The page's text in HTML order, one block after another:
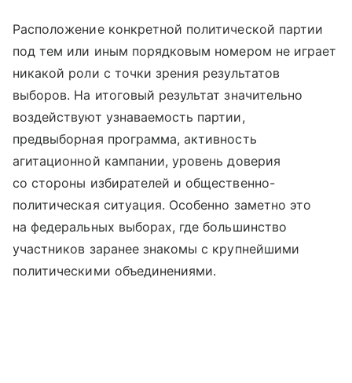
Расположение конкретной политической партии
под тем или иным порядковым номером не играет
никакой роли с точки зрения результатов
выборов. На итоговый результат значительно
воздействуют узнаваемость партии,
предвыборная программа, активность
агитационной кампании, уровень доверия
со стороны избирателей и общественно-
политическая ситуация. Особенно заметно это
на федеральных выборах, где большинство
участников заранее знакомы с крупнейшими
политическими объединениями.